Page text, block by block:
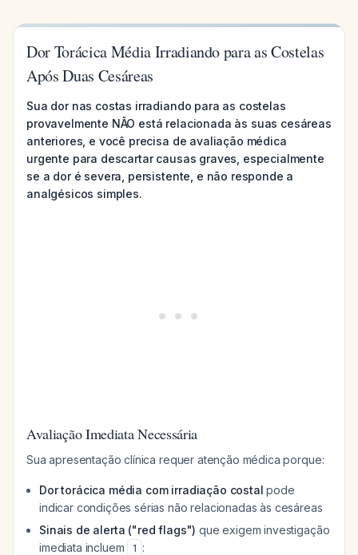
Dor Torácica Média Irradiando para as Costelas
Após Duas Cesáreas
Sua dor nas costas irradiando para as costelas
provavelmente NÃO está relacionada às suas cesáreas
anteriores, e você precisa de avaliação médica
urgente para descartar causas graves, especialmente
se a dor é severa, persistente, e não responde a
analgésicos simples.
Avaliação Imediata Necessária
Sua apresentação clínica requer atenção médica porque:
Dor torácica média com irradiação costal pode
indicar condições sérias não relacionadas às cesáreas
Sinais de alerta ("red flags") que exigem investigação
imediata incluem
1 :